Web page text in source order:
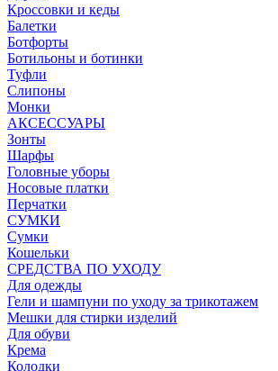
Кроссовки и кеды
Балетки
Ботфорты
Ботильоны и ботинки
Туфли
Слипоны
Монки
АКСЕССУАРЫ
Зонты
Шарфы
Головные уборы
Носовые платки
Перчатки
СУМКИ
Сумки
Кошельки
CРЕДСТВА ПО УХОДУ
Для одежды
Гели и шампуни по уходу за трикотажем
Мешки для стирки изделий
Для обуви
Крема
Колодки